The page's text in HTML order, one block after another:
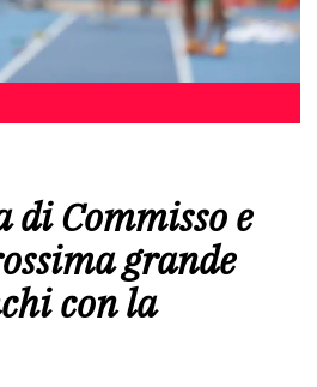
di Commisso e
grande
con la